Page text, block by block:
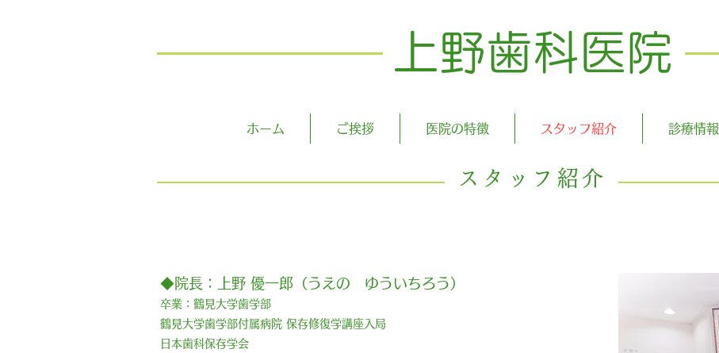
​上野歯科医院
ホーム ご挨拶 医院の特徴 スタッフ紹介 診療情報
スタッフ紹介
◆院長：上野 優一郎（うえの ゆういちろう）
卒業：鶴見大学歯学部
鶴見大学歯学部付属病院 保存修復学講座入局
日本歯科保存学会